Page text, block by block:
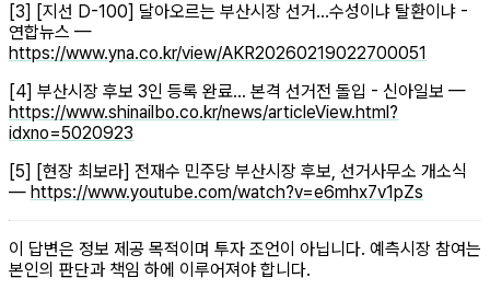
[3] [지선 D-100] 달아오르는 부산시장 선거…수성이냐 탈환이냐 -
연합뉴스 —
https://www.yna.co.kr/view/AKR20260219022700051
[4] 부산시장 후보 3인 등록 완료… 본격 선거전 돌입 - 신아일보 —
https://www.shinailbo.co.kr/news/articleView.html?
idxno=5020923
[5] [현장 최보라] 전재수 민주당 부산시장 후보, 선거사무소 개소식
— https://www.youtube.com/watch?v=e6mhx7v1pZs
이 답변은 정보 제공 목적이며 투자 조언이 아닙니다. 예측시장 참여는
본인의 판단과 책임 하에 이루어져야 합니다.